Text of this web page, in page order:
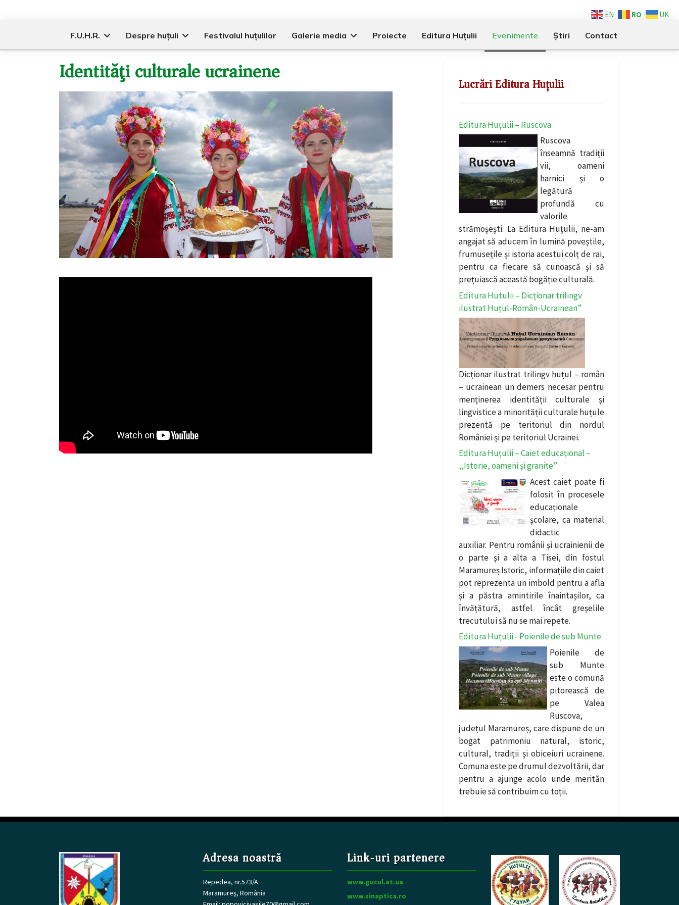
F.U.H.R. Despre huțuli Festivalul huțulilor Galerie media Proiecte Editura Huțulii Evenimente Știri Contact
EN RO UK
Identităţi culturale ucrainene Lucrări Editura Huțulii
Editura Huțulii – Ruscova
Ruscova
înseamnă tradiții
vii, oameni
harnici și o
legătură
profundă cu
valorile
strămoșești. La Editura Huțulii, ne-am
angajat să aducem în lumină poveștile,
frumusețile și istoria acestui colț de rai,
pentru ca fiecare să cunoască și să
prețuiască această bogăție culturală.
Editura Hutulii – Dicționar trilingv
ilustrat Huțul-Român-Ucrainean”
Dicționar ilustrat trilingv huțul – român
– ucrainean un demers necesar pentru
menținerea identității culturale și
lingvistice a minorității culturale huțule
prezentă pe teritoriul din nordul
României și pe teritoriul Ucrainei.
Editura Huțulii – Caiet educațional –
,,Istorie, oameni și granite”
Acest caiet poate fi
folosit în procesele
educaționale
școlare, ca material
didactic
auxiliar. Pentru românii și ucrainienii de
o parte și a alta a Tisei, din fostul
Maramureș Istoric, informațiile din caiet
pot reprezenta un imbold pentru a afla
și a păstra amintirile înaintașilor, ca
învățătură, astfel încât greșelile
trecutului să nu se mai repete.
Editura Huțulii - Poienile de sub Munte
Poienile de
sub Munte
este o comună
pitorească de
pe Valea
Ruscova,
județul Maramureș, care dispune de un
bogat patrimoniu natural, istoric,
cultural, tradiții și obiceiuri ucrainene.
Comuna este pe drumul dezvoltării, dar
pentru a ajunge acolo unde merităn
trebuie să contribuim cu toții.
Adresa noastră
Repedea, nr.573/A
Maramureş, România
Link-uri partenere
www.gucul.at.ua
www.sinaptica.ro